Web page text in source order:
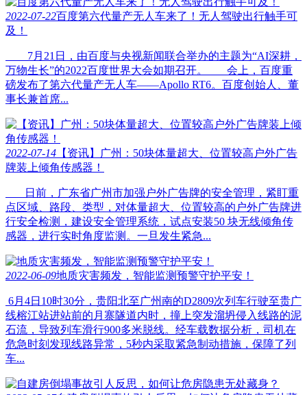
2022-07-22百度第六代量产无人车来了！无人驾驶出行触手可
及！
7月21日，由百度与央视新闻联合举办的主题为“AI深耕，
万物生长”的2022百度世界大会如期召开。 会上，百度重
磅发布了第六代量产无人车——Apollo RT6。百度创始人、董
事长兼首席...
2022-07-14 【资讯】广州：50块体量超大、位置较高户外广告
牌装上倾角传感器！
日前，广东省广州市加强户外广告牌的安全管理，紧盯重
点区域、路段、类型，对体量超大、位置较高的户外广告牌进
行安全检测，建设安全管理系统，试点安装50 块无线倾角传
感器，进行实时角度监测。一旦发生紧急...
2022-06-09地质灾害频发，智能监测预警守护平安！
6月4日10时30分，贵阳北至广州南的D2809次列车行驶至贵广
线榕江站进站前的月寨隧道内时，撞上突发溜坍侵入线路的泥
石流，导致列车滑行900多米脱线。经车载数据分析，司机在
危急时刻发现线路异常，5秒内采取紧急制动措施，保障了列
车...